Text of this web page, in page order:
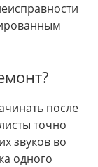
после
точно
звуков во
одного